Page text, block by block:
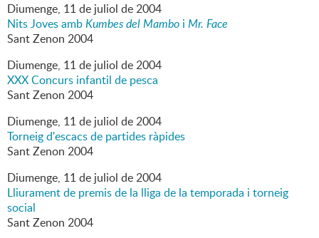
Diumenge, 11de juliol de2004
Nits Joves ambKumbes del Mambo i Mr. Face
Sant Zenon 2004
Diumenge, 11de juliol de2004
XXX Concurs infantil de pesca
Sant Zenon 2004
Diumenge, 11de juliol de2004
Torneig d'escacs de partides ràpides
Sant Zenon 2004
Diumenge, 11de juliol de2004
Lliurament de premis de la lliga de la temporada i torneig
social
Sant Zenon 2004